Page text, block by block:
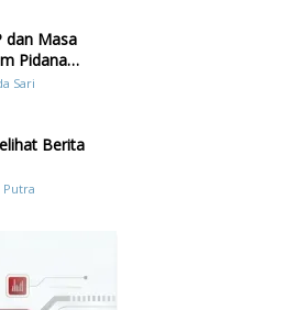
dan Masa
Pidana
Sari
Berita
Putra